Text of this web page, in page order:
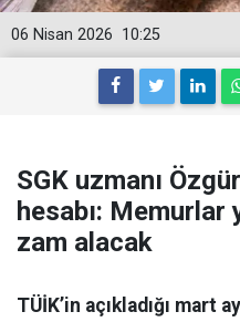
10:25
06 Nisan 2026
SGK uzmanı
hesabı:
zam alacak
TÜİK’in açıkladığı mart